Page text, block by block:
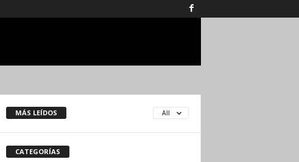
MÁS LEÍDOS All
CATEGORÍAS